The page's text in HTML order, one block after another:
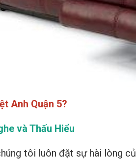
Anh Quận 5?
và Thấu Hiểu
tôi luôn đặt sự hài lòng